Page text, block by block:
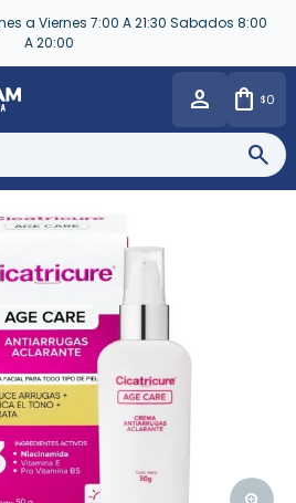
a Viernes 7:00 A 21:30 Sabados 8:00
A 20:00
$0